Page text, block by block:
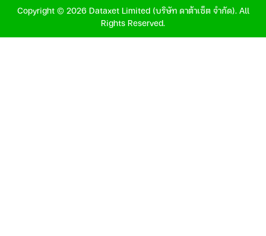
Copyright © 2026 Dataxet Limited (บริษัท ดาต้าเซ็ต จำกัด). All
Rights Reserved.